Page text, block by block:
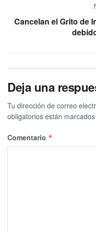
Cancelan el Grito de
Deja una
Tu dirección de correo
obligatorios están
Comentario *